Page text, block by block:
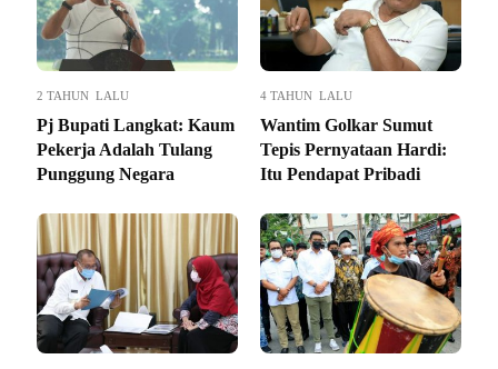
2 TAHUN LALU
Pj Bupati Langkat: Kaum
Pekerja Adalah Tulang
Punggung Negara
4 TAHUN LALU
Wantim Golkar Sumut
Tepis Pernyataan Hardi:
Itu Pendapat Pribadi